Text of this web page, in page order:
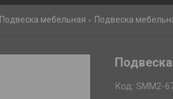
Подвеска мебельная Подвеска
Код:SMM2-